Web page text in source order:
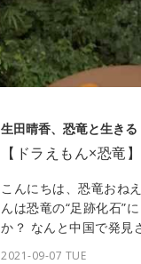
【ドラえもん×恐竜
こんにちは、恐竜おね
んは恐竜の“足跡化石”
か？ なんと中国で発見
2021-09-07 TUE
生田晴香、恐竜と生きる